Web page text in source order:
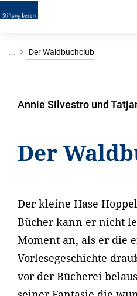
... Der Waldbuchclub
Annie Silvestro und
Der
Der kleine Hase
Bücher kann er nicht
Moment an, als er die
Vorlesegeschichte
vor der Bücherei